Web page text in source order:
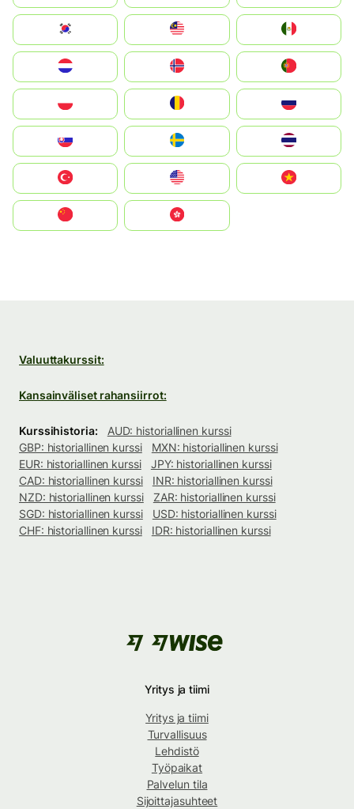
South Korea
United States
中國香港特別行政區
Valuuttakurssit:
Kansainväliset rahansiirrot:
Kurssihistoria:
AUD: historiallinen kurssi
GBP: historiallinen kurssi
MXN: historiallinen kurssi
EUR: historiallinen kurssi
JPY: historiallinen kurssi
CAD: historiallinen kurssi
INR: historiallinen kurssi
NZD: historiallinen kurssi
ZAR: historiallinen kurssi
SGD: historiallinen kurssi
USD: historiallinen kurssi
CHF: historiallinen kurssi
IDR: historiallinen kurssi
Yritys ja tiimi
Yritys ja tiimi
Turvallisuus
Lehdistö
Työpaikat
Palvelun tila
Sijoittajasuhteet